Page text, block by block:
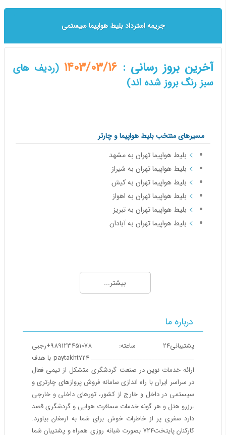
جریمه استرداد بلیط هواپیما سیستمی
آخرین بروز رسانی : 1403/03/16 (ردیف های
سبز رنگ بروز شده اند)
مسیرهای منتخب بلیط هواپیما و چارتر
بلیط هواپیما تهران به مشهد
بلیط هواپیما تهران به شیراز
بلیط هواپیما تهران به کیش
بلیط هواپیما تهران به اهواز
بلیط هواپیما تهران به تبریز
بلیط هواپیما تهران به آبادان
بلیط هواپیما مشهد به تهران
بلیط هواپیما مشهد به اصفهان
بلیط هواپیما مشهد به تبریز
بلیط هواپیما مشهد به اهواز
مسیرهای منتخب بلیط هواپیما و چارتر 3
بلیط هواپیما کیش به تهران
بلیط هواپیما کیش به شیراز
بلیط هواپیما کیش به مشهد
بیشتر...
درباره ما
پشتیبانی24 ساعته: 989123451078+رجبی
__________________________________ paytakht724 با هدف
ارائه خدمات نوین در صنعت گردشگری متشکل از تیمی فعال
در سراسر ایران با راه اندازی سامانه فروش پروازهای چارتری و
سیستمی در داخل و خارج از کشور، تورهای داخلی و خارجی
،رزرو هتل و هر گونه خدمات مسافرت هوایی و گردشگری قصد
دارد سفری پر از خاطرات خوش برای شما به ارمغان بیاورد.
کارکنان پایتخت724 بصورت شبانه روزی همراه و پشتیبان شما